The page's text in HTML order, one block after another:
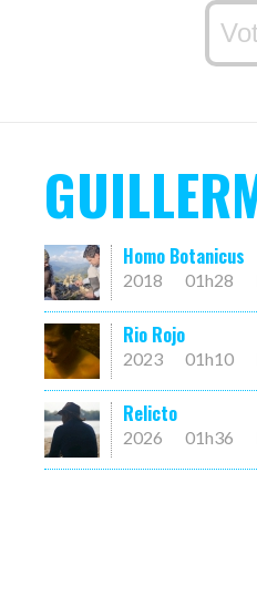
Homo Botanicus
2018 01h28
Rio Rojo
2023 01h10
Relicto
2026 01h36